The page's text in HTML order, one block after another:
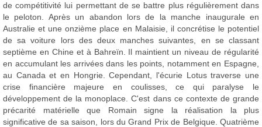
de compétitivité lui permettant de se battre plus régulièrement dans
le peloton. Après un abandon lors de la manche inaugurale en
Australie et une onzième place en Malaisie, il concrétise le potentiel
de sa voiture lors des deux manches suivantes, en se classant
septième en Chine et à Bahreïn. Il maintient un niveau de régularité
en accumulant les arrivées dans les points, notamment en Espagne,
au Canada et en Hongrie. Cependant, l'écurie Lotus traverse une
crise financière majeure en coulisses, ce qui paralyse le
développement de la monoplace. C'est dans ce contexte de grande
précarité matérielle que Romain signe la réalisation la plus
significative de sa saison, lors du Grand Prix de Belgique. Quatrième